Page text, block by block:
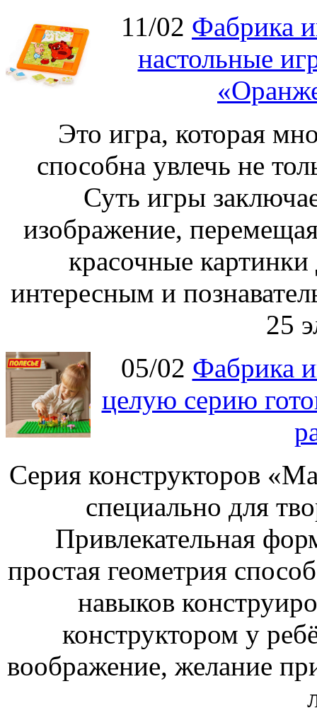
11/02 Фабрика
настольные
Это игра, которая
способна увлечь не
Суть игры
изображение,
красочные
интересным и
25
05/02 Фабрика
целую серию
Серия конструкторов
специально для
Привлекательная
простая геометрия
навыков
конструктором у
воображение, желание